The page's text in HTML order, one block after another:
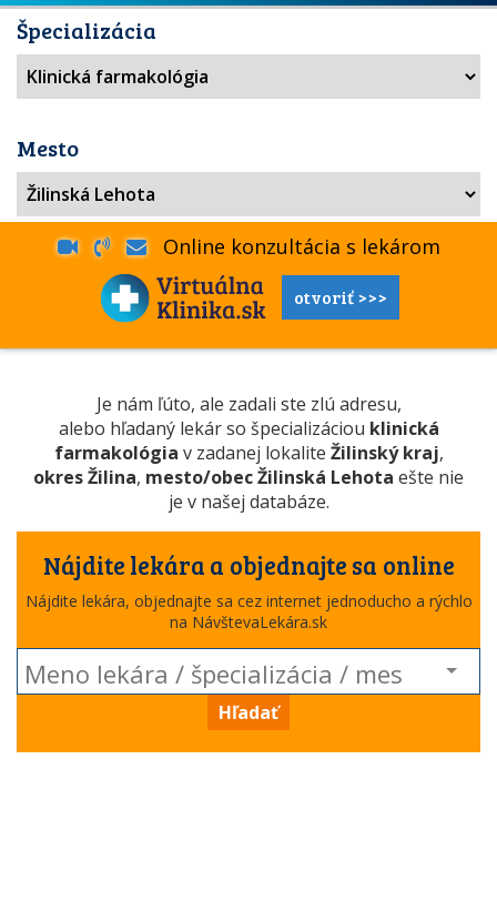
Špecializácia
Mesto
Online konzultácia s lekárom
otvoriť >>>
Je nám ľúto, ale zadali ste zlú adresu,
alebo hľadaný lekár so špecializáciou klinická
farmakológia v zadanej lokalite Žilinský kraj,
okres Žilina, mesto/obec Žilinská Lehota ešte nie
je v našej databáze.
Nájdite lekára a objednajte sa online
Nájdite lekára, objednajte sa cez internet jednoducho a rýchlo
na NávštevaLekára.sk
Hľadať